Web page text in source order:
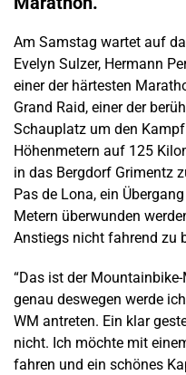
Am Samstag wartet auf
Evelyn Sulzer, Hermann
einer der härtesten
Grand Raid, einer der
Schauplatz um den
Höhenmetern auf 125
in das Bergdorf Grimentz
Pas de Lona, ein
Metern überwunden
Anstiegs nicht fahrend zu
“Das ist der
genau deswegen werde
WM antreten. Ein klar
nicht. Ich möchte mit
fahren und ein schönes